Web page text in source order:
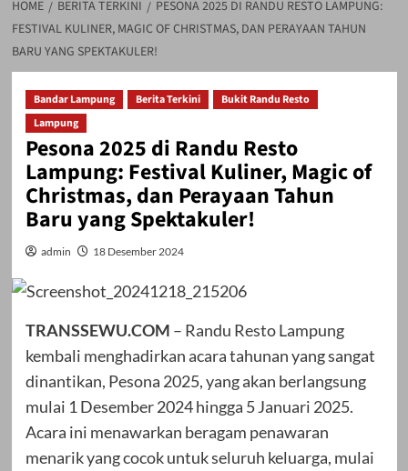
HOME BERITA TERKINI
PESONA 2025 DI RANDU RESTO LAMPUNG:
FESTIVAL KULINER, MAGIC OF CHRISTMAS, DAN PERAYAAN TAHUN
BARU YANG SPEKTAKULER!
Bandar Lampung Berita Terkini
Bukit Randu Resto
Lampung
Pesona 2025 di Randu Resto
Lampung: Festival Kuliner, Magic of
Christmas, dan Perayaan Tahun
Baru yang Spektakuler!
admin 18 Desember 2024
TRANSSEWU.COM – Randu Resto Lampung
kembali menghadirkan acara tahunan yang sangat
dinantikan, Pesona 2025, yang akan berlangsung
mulai 1 Desember 2024 hingga 5 Januari 2025.
Acara ini menawarkan beragam penawaran
menarik yang cocok untuk seluruh keluarga, mulai